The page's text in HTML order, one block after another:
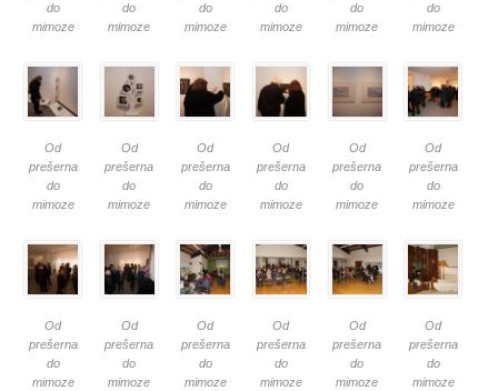
do
mimoze
do
mimoze
do
mimoze
do
mimoze
do
mimoze
do
mimoze
Od
prešerna
do
mimoze
Od
prešerna
do
mimoze
Od
prešerna
do
mimoze
Od
prešerna
do
mimoze
Od
prešerna
do
mimoze
Od
prešerna
do
mimoze
Od
prešerna
do
mimoze
Od
prešerna
do
mimoze
Od
prešerna
do
mimoze
Od
prešerna
do
mimoze
Od
prešerna
do
mimoze
Od
prešerna
do
mimoze